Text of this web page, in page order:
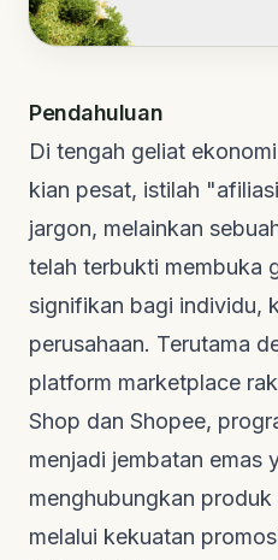
Pendahuluan
Di tengah geliat
kian pesat, istilah
jargon, melainkan
telah terbukti membuka
signifikan bagi individu,
perusahaan. Terutama
platform marketplace
Shop dan Shopee,
menjadi jembatan emas
menghubungkan
melalui kekuatan